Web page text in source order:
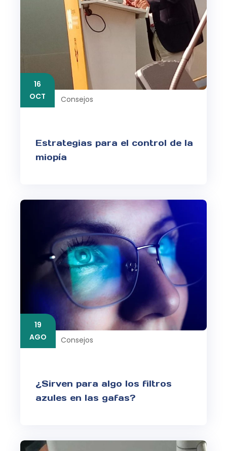
16
OCT
Consejos
Estrategias para el control de la
miopía
19
AGO
Consejos
¿Sirven para algo los filtros
azules en las gafas?